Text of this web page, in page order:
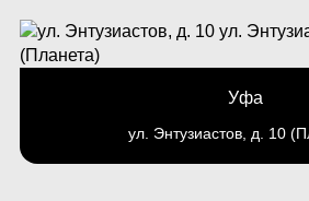
Уфа
ул. Энтузиастов, д. 10